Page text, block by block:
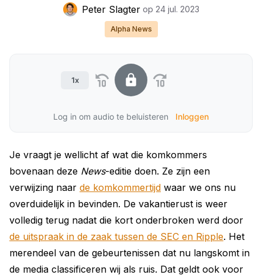
Peter Slagter op 24 jul. 2023
Alpha News
1x
Log in om audio te beluisteren Inloggen
Je vraagt je wellicht af wat die komkommers
bovenaan deze News-editie doen. Ze zijn een
verwijzing naar de komkommertijd waar we ons nu
overduidelijk in bevinden. De vakantierust is weer
volledig terug nadat die kort onderbroken werd door
de uitspraak in de zaak tussen de SEC en Ripple. Het
merendeel van de gebeurtenissen dat nu langskomt in
de media classificeren wij als ruis. Dat geldt ook voor